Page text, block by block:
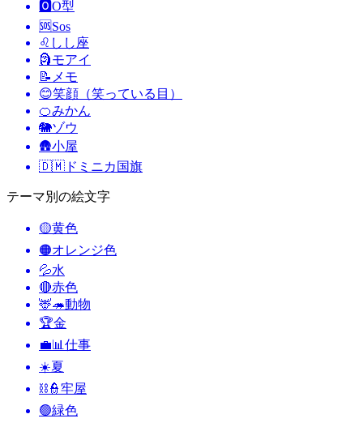
🅾️O型
🆘Sos
♌ しし座
🗿モアイ
📝 メモ
😊笑顔（笑っている目）
🍊みかん
🐘ゾウ
🛖小屋
🇩🇲 ドミニカ国旗
テーマ別の絵文字
🟡黄色
🟠オレンジ色
💦水
🔴赤色
🦌🦔動物
🏆金
💼📊 仕事
☀️夏
⛓️👮牢屋
🟢緑色